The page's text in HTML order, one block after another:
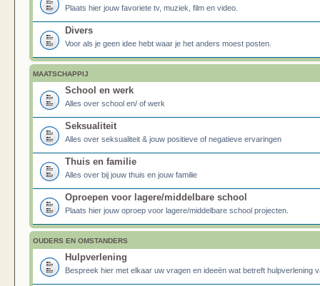
Plaats hier jouw favoriete tv, muziek, film en video.
Divers
Voor als je geen idee hebt waar je het anders moest posten.
MAATSCHAPPIJ
School en werk
Alles over school en/ of werk
Seksualiteit
Alles over seksualiteit & jouw positieve of negatieve ervaringen
Thuis en familie
Alles over bij jouw thuis en jouw familie
Oproepen voor lagere/middelbare school
Plaats hier jouw oproep voor lagere/middelbare school projecten.
OUDERS EN OMSTANDERS
Hulpverlening
Bespreek hier met elkaar uw vragen en ideeën wat betreft hulpverlening